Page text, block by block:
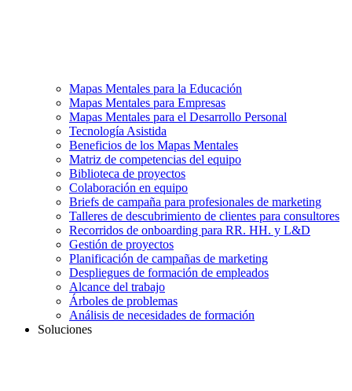
Mapas Mentales para la Educación
Mapas Mentales para Empresas
Mapas Mentales para el Desarrollo Personal
Tecnología Asistida
Beneficios de los Mapas Mentales
Matriz de competencias del equipo
Biblioteca de proyectos
Colaboración en equipo
Briefs de campaña para profesionales de marketing
Talleres de descubrimiento de clientes para consultores
Recorridos de onboarding para RR. HH. y L&D
Gestión de proyectos
Planificación de campañas de marketing
Despliegues de formación de empleados
Alcance del trabajo
Árboles de problemas
Análisis de necesidades de formación
Soluciones